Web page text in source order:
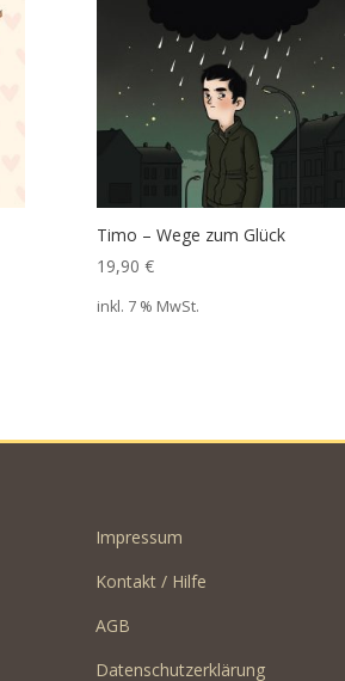
Timo – Wege zum Glück
19,90 €
inkl. 7 % MwSt.
Impressum
Kontakt / Hilfe
AGB
Datenschutzerklärung